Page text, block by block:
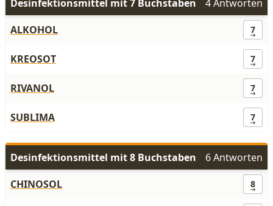
Desinfektionsmittel mit 7 Buchstaben
4 Antworten
ALKOHOL
7
KREOSOT 7
RIVANOL 7
SUBLIMA 7
Desinfektionsmittel mit 8 Buchstaben
6 Antworten
CHINOSOL
8